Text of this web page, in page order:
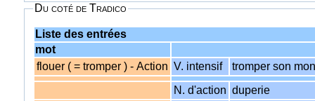
Du coté de Tradico
Liste des entrées
mot
flouer ( = tromper ) - Action V. intensif
tromper son
N. d'action duperie